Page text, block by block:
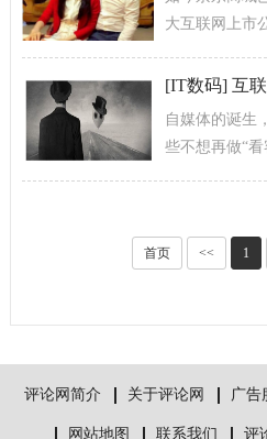
大互联网上市
亿人民币）身
[IT数码] 互
自媒体的诞生
些不想再做“看
首页 << 1
评论网简介 关于评论网 广告
网站地图 联系我们 评